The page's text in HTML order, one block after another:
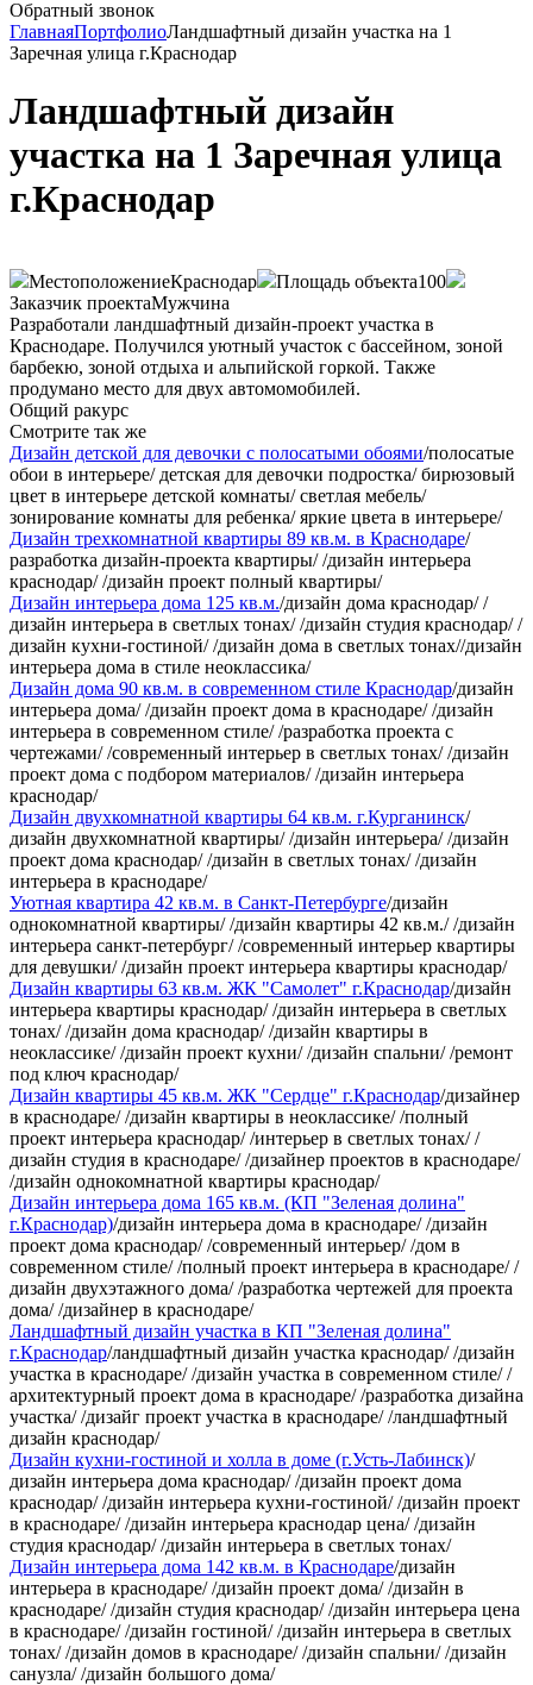
Обратный звонок
ГлавнаяПортфолиоЛандшафтный дизайн участка на 1
Заречная улица г.Краснодар
Ландшафтный дизайн
участка на 1 Заречная улица
г.Краснодар
МестоположениеКраснодар Площадь объекта100
Заказчик проектаМужчина
Разработали ландшафтный дизайн-проект участка в
Краснодаре. Получился уютный участок с бассейном, зоной
барбекю, зоной отдыха и альпийской горкой. Также
продумано место для двух автомомобилей.
Общий ракурс
Смотрите так же
Дизайн детской для девочки с полосатыми обоями/полосатые
обои в интерьере/ детская для девочки подростка/ бирюзовый
цвет в интерьере детской комнаты/ светлая мебель/
зонирование комнаты для ребенка/ яркие цвета в интерьере/
Дизайн трехкомнатной квартиры 89 кв.м. в Краснодаре/
разработка дизайн-проекта квартиры/ /дизайн интерьера
краснодар/ /дизайн проект полный квартиры/
Дизайн интерьера дома 125 кв.м./дизайн дома краснодар/ /
дизайн интерьера в светлых тонах/ /дизайн студия краснодар/ /
дизайн кухни-гостиной/ /дизайн дома в светлых тонах//дизайн
интерьера дома в стиле неоклассика/
Дизайн дома 90 кв.м. в современном стиле Краснодар/дизайн
интерьера дома/ /дизайн проект дома в краснодаре/ /дизайн
интерьера в современном стиле/ /разработка проекта с
чертежами/ /современный интерьер в светлых тонах/ /дизайн
проект дома с подбором материалов/ /дизайн интерьера
краснодар/
Дизайн двухкомнатной квартиры 64 кв.м. г.Курганинск/
дизайн двухкомнатной квартиры/ /дизайн интерьера/ /дизайн
проект дома краснодар/ /дизайн в светлых тонах/ /дизайн
интерьера в краснодаре/
Уютная квартира 42 кв.м. в Санкт-Петербурге/дизайн
однокомнатной квартиры/ /дизайн квартиры 42 кв.м./ /дизайн
интерьера санкт-петербург/ /современный интерьер квартиры
для девушки/ /дизайн проект интерьера квартиры краснодар/
Дизайн квартиры 63 кв.м. ЖК "Самолет" г.Краснодар/дизайн
интерьера квартиры краснодар/ /дизайн интерьера в светлых
тонах/ /дизайн дома краснодар/ /дизайн квартиры в
неоклассике/ /дизайн проект кухни/ /дизайн спальни/ /ремонт
под ключ краснодар/
Дизайн квартиры 45 кв.м. ЖК "Сердце" г.Краснодар/дизайнер
в краснодаре/ /дизайн квартиры в неоклассике/ /полный
проект интерьера краснодар/ /интерьер в светлых тонах/ /
дизайн студия в краснодаре/ /дизайнер проектов в краснодаре/
/дизайн однокомнатной квартиры краснодар/
Дизайн интерьера дома 165 кв.м. (КП "Зеленая долина"
г.Краснодар)/дизайн интерьера дома в краснодаре/ /дизайн
проект дома краснодар/ /современный интерьер/ /дом в
современном стиле/ /полный проект интерьера в краснодаре/ /
дизайн двухэтажного дома/ /разработка чертежей для проекта
дома/ /дизайнер в краснодаре/
Ландшафтный дизайн участка в КП "Зеленая долина"
г.Краснодар/ландшафтный дизайн участка краснодар/ /дизайн
участка в краснодаре/ /дизайн участка в современном стиле/ /
архитектурный проект дома в краснодаре/ /разработка дизайна
участка/ /дизайг проект участка в краснодаре/ /ландшафтный
дизайн краснодар/
Дизайн кухни-гостиной и холла в доме (г.Усть-Лабинск)/
дизайн интерьера дома краснодар/ /дизайн проект дома
краснодар/ /дизайн интерьера кухни-гостиной/ /дизайн проект
в краснодаре/ /дизайн интерьера краснодар цена/ /дизайн
студия краснодар/ /дизайн интерьера в светлых тонах/
Дизайн интерьера дома 142 кв.м. в Краснодаре/дизайн
интерьера в краснодаре/ /дизайн проект дома/ /дизайн в
краснодаре/ /дизайн студия краснодар/ /дизайн интерьера цена
в краснодаре/ /дизайн гостиной/ /дизайн интерьера в светлых
тонах/ /дизайн домов в краснодаре/ /дизайн спальни/ /дизайн
санузла/ /дизайн большого дома/